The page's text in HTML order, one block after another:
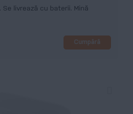
Se livrează cu baterii. Mină
Cumpără